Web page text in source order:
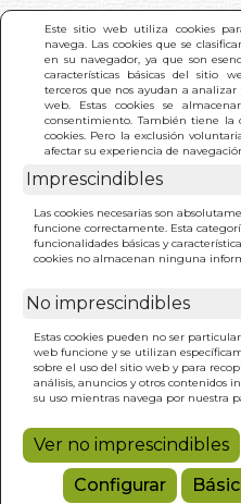
Este sitio web utiliza cookies
navega. Las cookies que se
en su navegador, ya que son
características básicas del sitio
terceros que nos ayudan a
web. Estas cookies se
consentimiento. También tiene
cookies. Pero la exclusión
afectar su experiencia de
Imprescindibles
Las cookies necesarias son
funcione correctamente. Esta
funcionalidades básicas y
cookies no almacenan ninguna
No imprescindibles
Estas cookies pueden no ser
web funcione y se utilizan
sobre el uso del sitio web y para
análisis, anuncios y otros contenidos
su uso mientras navega por nuestra
Ver no imprescindibles
Configurar
INICIO > ILIADA